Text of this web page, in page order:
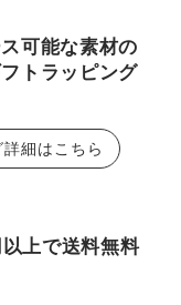
可能な素材の
トラッピング
細はこちら
上で送料無料